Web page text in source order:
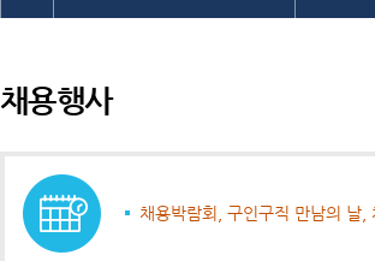
채용행사
채용박람회, 구인구직 만남의 날,